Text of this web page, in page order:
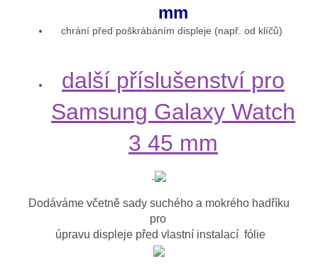
mm
chrání před poškrábáním displeje (např. od klíčů)
další příslušenství pro
Samsung Galaxy Watch
3 45 mm
Dodáváme včetně sady suchého a mokrého hadříku
pro
úpravu displeje před vlastní instalací fólie